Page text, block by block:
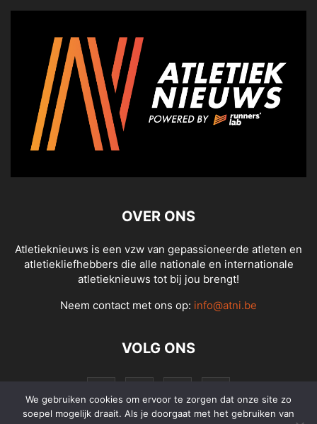
OVER ONS
Atletieknieuws is een vzw van gepassioneerde atleten en
atletiekliefhebbers die alle nationale en internationale
atletieknieuws tot bij jou brengt!
Neem contact met ons op: info@atni.be
VOLG ONS
We gebruiken cookies om ervoor te zorgen dat onze site zo
soepel mogelijk draait. Als je doorgaat met het gebruiken van